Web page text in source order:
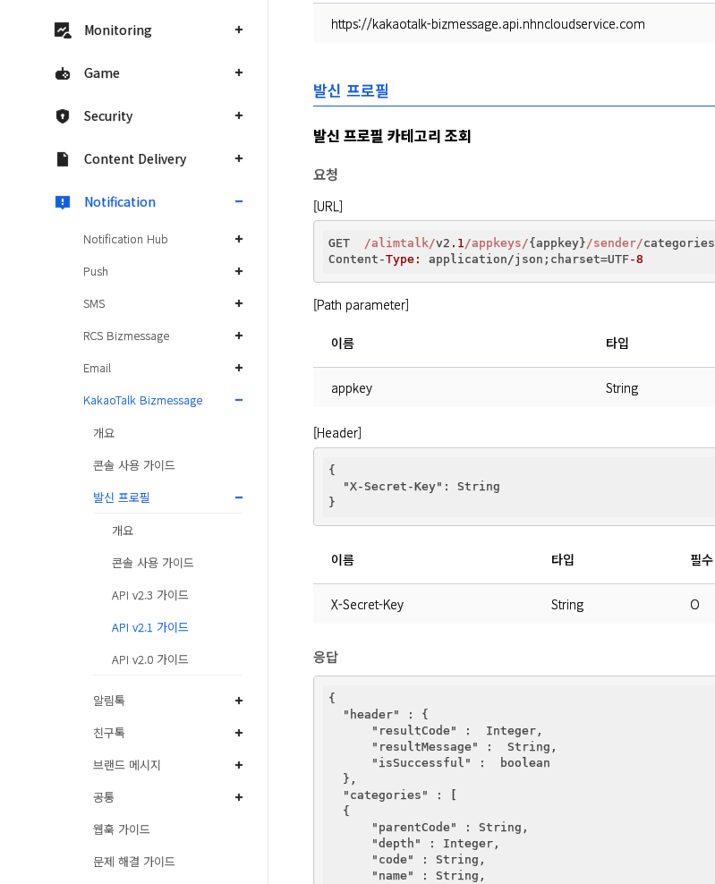
Monitoring
Game
Security
Content Delivery
Notification
Notification Hub
Push
SMS
RCS Bizmessage
Email
KakaoTalk Bizmessage
개요
콘솔 사용 가이드
발신 프로필
개요
콘솔 사용 가이드
API v2.3 가이드
API v2.1 가이드
API v2.0 가이드
알림톡
친구톡
브랜드 메시지
공통
웹훅 가이드
문제 해결 가이드
https://kakaotalk-bizmessage.api.nhncloudservice.com
발신 프로필
발신 프로필 카테고리 조회
요청
[URL]
GET /alimtalk/v2 .1/appkeys/{appkey}/sender/categories
Content-Type: application/json;charset=UTF-8
[Path parameter]
이름 타입
appkey String
[Header]
{
"X-Secret-Key" : String
이름 타입 필수
X-Secret-Key String O
응답
{
"header"
: {
"resultCode"
:  Integer,
"resultMessage"
:  String,
"isSuccessful"
:  boolean
  },
"categories"
: [
  {
"parentCode"
: String,
"depth"
: Integer,
"code"
: String,
"name"
: String,